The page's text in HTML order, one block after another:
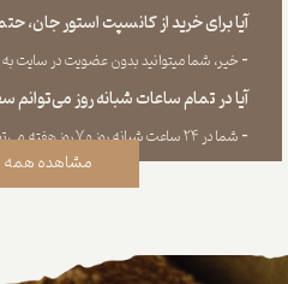
آیا برای خرید از کانسپت استور جان،
​​​​​​​- خیر، شما میتوانید بدون عضویت در سایت
آیا در تمام ساعات شبانه روز می‌توانم
​​​​​​​​​​​​​​- شما در ۲۴ ساعت شبانه روز و ۷ روز هفته می‌‏توانید سفارش خود را ثبت کنید.
مشاهده همه